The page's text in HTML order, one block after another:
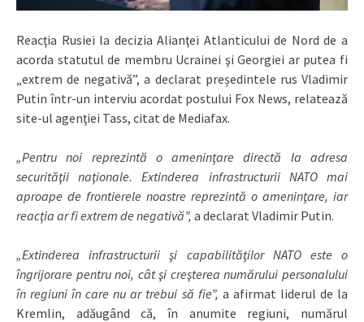
Reacţia Rusiei la decizia Alianţei Atlanticului de Nord de a
acorda statutul de membru Ucrainei şi Georgiei ar putea fi
„extrem de negativă”, a declarat președintele rus Vladimir
Putin într-un interviu acordat postului Fox News, relatează
site-ul agenţiei Tass, citat de Mediafax.
„Pentru noi reprezintă o ameninţare directă la adresa
securităţii naţionale. Extinderea infrastructurii NATO mai
aproape de frontierele noastre reprezintă o ameninţare, iar
reacţia ar fi extrem de negativă”, a declarat Vladimir Putin.
„Extinderea infrastructurii şi capabilităţilor NATO este o
îngrijorare pentru noi, cât şi creşterea numărului personalului
în regiuni în care nu ar trebui să fie”, a afirmat liderul de la
Kremlin, adăugând că, în anumite regiuni, numărul